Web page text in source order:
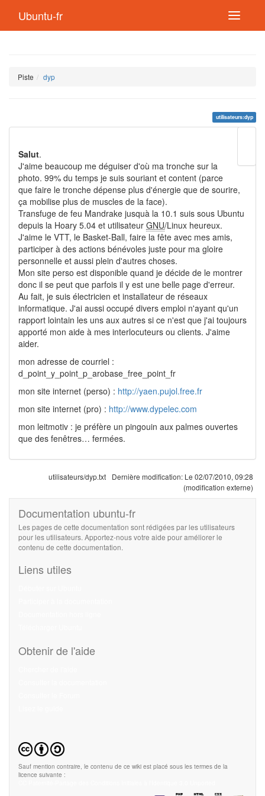
Ubuntu-fr
Piste dyp
utilisateurs:dyp
page
Salut.
J'aime beaucoup me déguiser d'où ma tronche sur la
photo. 99% du temps je suis souriant et content (parce
que faire le tronche dépense plus d'énergie que de sourire,
ça mobilise plus de muscles de la face).
Transfuge de feu Mandrake jusquà la 10.1 suis sous Ubuntu
depuis la Hoary 5.04 et utilisateur GNU/Linux heureux.
J'aime le VTT, le Basket-Ball, faire la fête avec mes amis,
participer à des actions bénévoles juste pour ma gloire
personnelle et aussi plein d'autres choses.
Mon site perso est disponible quand je décide de le montrer
donc il se peut que parfois il y est une belle page d'erreur.
Au fait, je suis électricien et installateur de réseaux
informatique. J'ai aussi occupé divers emploi n'ayant qu'un
rapport lointain les uns aux autres si ce n'est que j'ai toujours
apporté mon aide à mes interlocuteurs ou clients. J'aime
aider.
mon adresse de courriel :
d_point_y_point_p_arobase_free_point_fr
mon site internet (perso) : http://yaen.pujol.free.fr
mon site internet (pro) : http://www.dypelec.com
mon leitmotiv : je préfère un pingouin aux palmes ouvertes
que des fenêtres… fermées.
utilisateurs/dyp.txt Dernière modification: Le 02/07/2010, 09:28
(modification externe)
Documentation ubuntu-fr
Les pages de cette documentation sont rédigées par les utilisateurs
pour les utilisateurs. Apportez-nous votre aide pour améliorer le
contenu de cette documentation.
Liens utiles
Obtenir de l'aide
Sauf mention contraire, le contenu de ce wiki est placé sous les termes de la
licence suivante :